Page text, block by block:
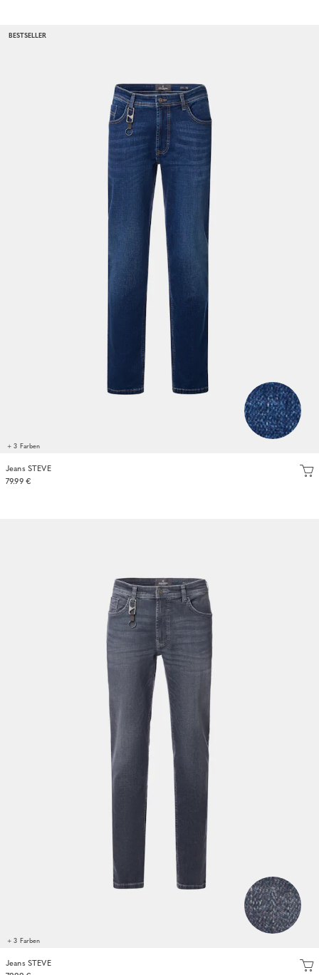
BESTSELLER
+ 3 Farben
Jeans STEVE
79.99 €
+ 3 Farben
Jeans STEVE